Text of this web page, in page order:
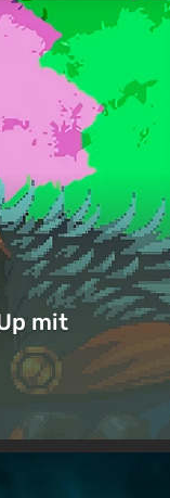
mit